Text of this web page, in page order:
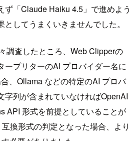
ず「Claude Haiku 4.5」で進めよう
してうまくいきませんでした。
調査したところ、Web Clipperの
ープリターのAI プロバイダー名に
、Ollama などの特定のAI プロバ
字列が含まれていなければOpenAI
API 形式を前提としていることが
換形式の判定となった場合、より